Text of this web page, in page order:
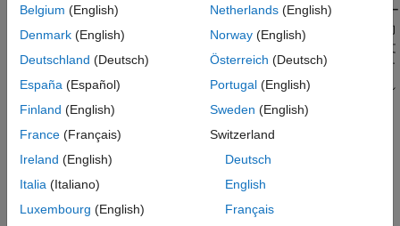
c = matlab.unittest.constraints.IsFolderは、値がフォルダー
を表すかどうかをテストするための制約を作成します。この制約
は、既存のフォルダーのパスを指定する string スカラーまたは文
字ベクトルで満たされます。値は相対パスにすることができます
が、相対パスは現在のフォルダー内になければなりません。それ
以外の場合、値は絶対パスでなければなりません。
例
例
すべて折りたたむ
Belgium (English)
Denmark (English)
Deutschland (Deutsch)
España (Español)
Finland (English)
France (Français)
Ireland (English)
Italia (Italiano)
Luxembourg (English)
Netherlands(English)
Norway(English)
Österreich (Deutsch)
Portugal(English)
Sweden (English)
Switzerland
Deutsch
English
Français